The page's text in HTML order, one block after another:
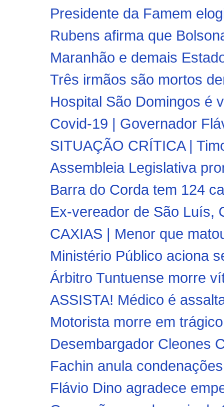
Presidente da Famem
Rubens afirma que
Maranhão e demais
Três irmãos são mortos
Hospital São Domingos é
Covid-19 | Governador
SITUAÇÃO CRÍTICA |
Assembleia Legislativa
Barra do Corda tem 124
Ex-vereador de São Luís,
CAXIAS | Menor que
Ministério Público aciona
Árbitro Tuntuense morre
ASSISTA! Médico é
Motorista morre em
Desembargador Cleones
Fachin anula
Flávio Dino agradece